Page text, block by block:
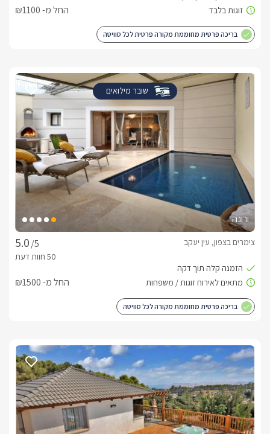
החל מ- ₪1100
בריכה פרטית מחוממת מקורה פרטית לכל סוויטה
שובר מילואים
ורונה
/5
צימרים בצפון, עין יעקב
החל מ- ₪1500
בריכה פרטית מחוממת מקורה לכל סוויטה